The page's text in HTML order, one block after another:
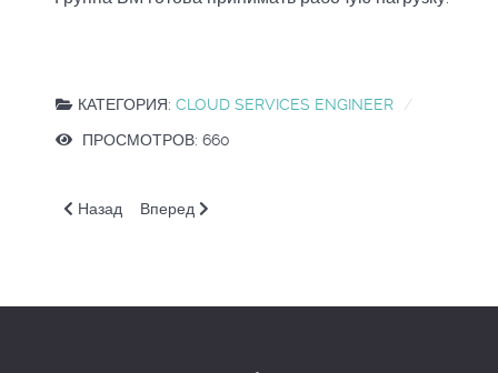
КАТЕГОРИЯ: CLOUD SERVICES ENGINEER
ПРОСМОТРОВ: 660
Предыдущий: GVM. Воссоздание виртуальных машин в
Назад Следующий: GVM. Автоматическое
Вперед